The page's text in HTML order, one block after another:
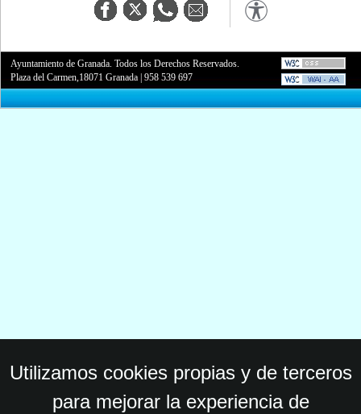
Ayuntamiento de Granada. Todos los Derechos Reservados.
Plaza del Carmen,18071 Granada |958 539 697
Utilizamos cookies propias y de terceros
para mejorar la experiencia de